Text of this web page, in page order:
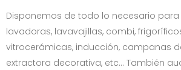
Disponemos de todo lo necesario para
lavadoras, lavavajillas, combi,
vitrocerámicas, inducción, campanas
extractora decorativa, etc… También